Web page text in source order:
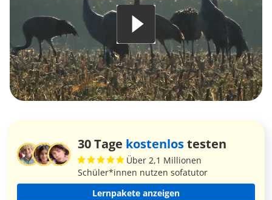
30 Tage kostenlostesten
Über 2,1 Millionen
Schüler*innen nutzen sofatutor
Lernpakete anzeigen